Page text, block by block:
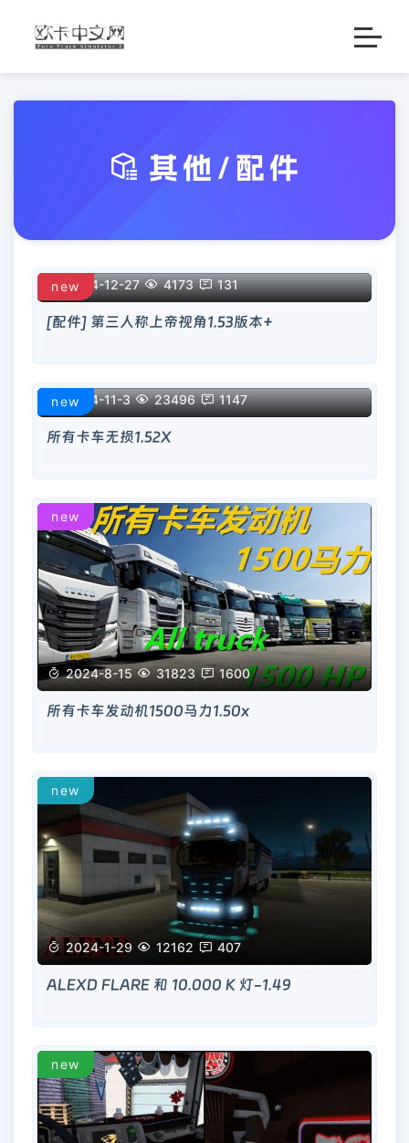
 其他/配件
new
 2024-12-27  4173  131
[配件] 第三人称上帝视角1.53版本+
new
 2024-11-3  23496  1147
所有卡车无损1.52X
new
 2024-8-15  31823  1600
所有卡车发动机1500马力1.50x
new
 2024-1-29  12162  407
ALEXD FLARE 和 10.000 K 灯-1.49
new